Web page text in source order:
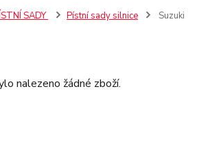
SADY Pístní sady silnice Suzuki
nalezeno žádné zboží.